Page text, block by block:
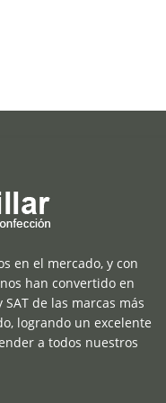
en el mercado, y con
han convertido en
de las marcas más
logrando un excelente
a todos nuestros